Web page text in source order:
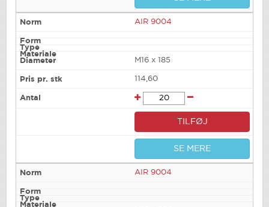
AIR 9004
M16 x 185
114,60
TILFØJ
SE MERE
AIR 9004